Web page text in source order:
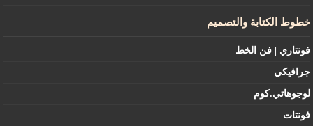
خطوط الكتابة والتصميم
فونتاري | فن الخط
جرافيكي
لوجوهاتي.كوم
فونتات